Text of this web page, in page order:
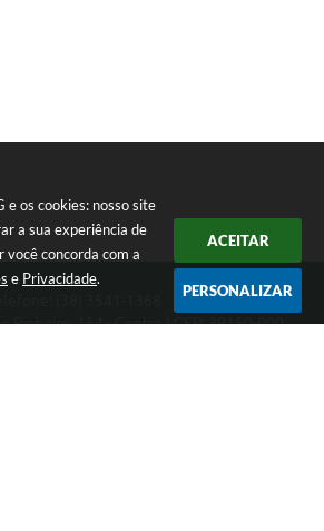
e os cookies: nosso site
a sua experiência de
você concorda com a
e Privacidade.
ACEITAR
PERSONALIZAR
Pinheiro, 154 - Centro | CEP: 39150-000